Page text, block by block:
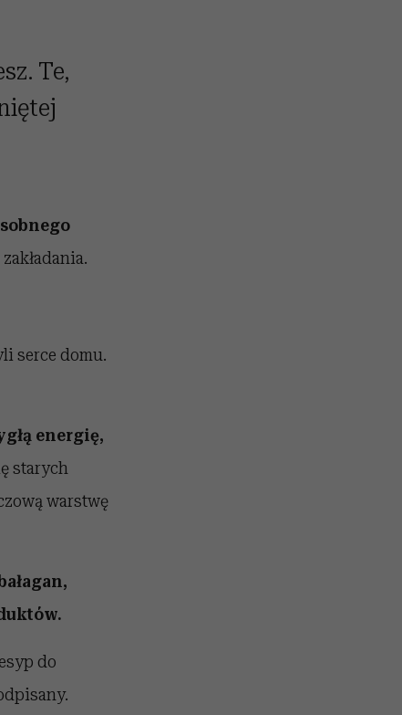
Te,
serce domu.
energię,
starych
warstwę
do